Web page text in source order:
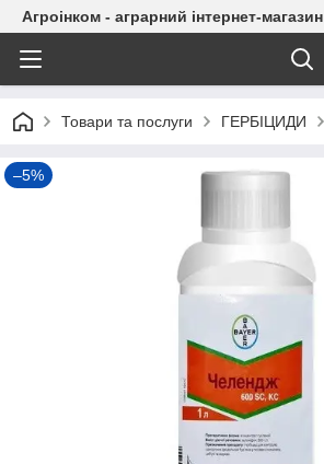
Агроінком - аграрний інтернет-магазин
Товари та послуги ГЕРБІЦИДИ
–5%